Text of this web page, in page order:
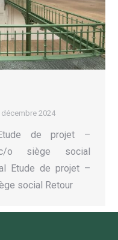
décembre 2024
de projet –
c/o siège social
Etude de projet –
social Retour